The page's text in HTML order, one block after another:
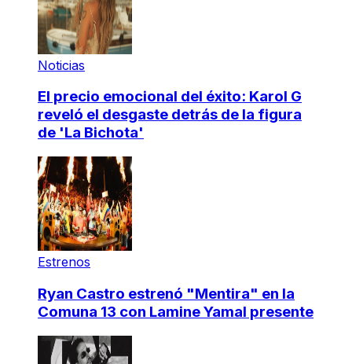
Noticias
El precio emocional del éxito: Karol G
reveló el desgaste detrás de la figura
de 'La Bichota'
Estrenos
Ryan Castro estrenó "Mentira" en la
Comuna 13 con Lamine Yamal presente